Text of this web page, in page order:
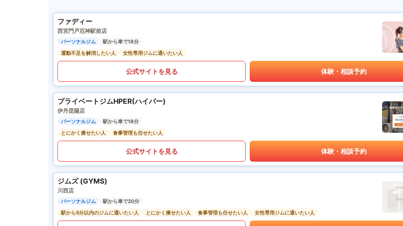
ファディー
西宮門戸厄神駅前店
パーソナルジム
駅から車で18分
運動不足を解消したい人
女性専用ジムに通いたい人
公式サイトを見る 体験・相談予約
プライベートジムHPER(ハイパー)
伊丹昆陽店
パーソナルジム
駅から車で18分
とにかく痩せたい人
食事管理も任せたい人
公式サイトを見る 体験・相談予約
ジムズ (GYMS)
川西店
パーソナルジム
駅から車で20分
駅から5分以内のジムに通いたい人
とにかく痩せたい人 食事管理も任せたい人 女性専用ジムに通いたい人